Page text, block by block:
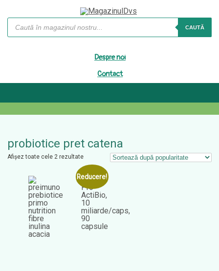
Products
search
CAUTĂ
Despre noi
Contact
probiotice pret catena
Afișez toate cele 2 rezultateSortat
după
popularitate
Reducere!